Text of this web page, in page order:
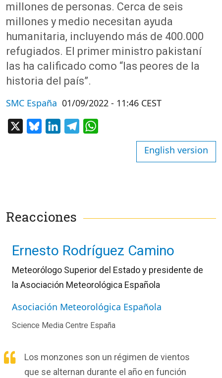
millones de personas. Cerca de seis
millones y medio necesitan ayuda
humanitaria, incluyendo más de 400.000
refugiados. El primer ministro pakistaní
las ha calificado como “las peores de la
historia del país”.
SMC España 01/09/2022 - 11:46 CEST
BlueskyLinkedInTelegram
English version
Reacciones
Ernesto Rodríguez Camino
Meteorólogo Superior del Estado y presidente de
la Asociación Meteorológica Española
Asociación Meteorológica Española
Science Media Centre España
Los monzones son un régimen de vientos
que se alternan durante el año en función